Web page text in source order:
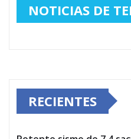
NOTICIAS DE
RECIENTES